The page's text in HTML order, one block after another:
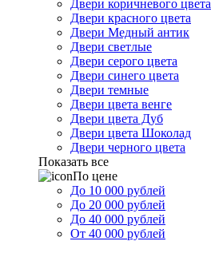
Двери коричневого цвета
Двери красного цвета
Двери Медный антик
Двери светлые
Двери серого цвета
Двери синего цвета
Двери темные
Двери цвета венге
Двери цвета Дуб
Двери цвета Шоколад
Двери черного цвета
Показать все
По цене
До 10 000 рублей
До 20 000 рублей
До 40 000 рублей
От 40 000 рублей